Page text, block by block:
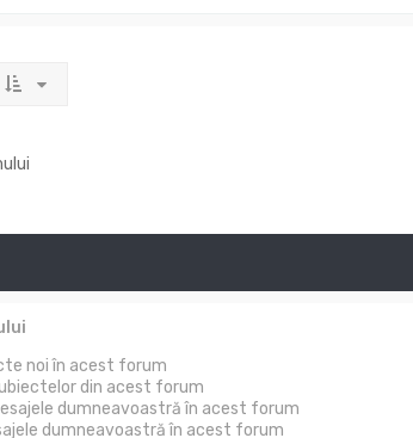
noi în acest forum
din acest forum
dumneavoastră în acest forum
dumneavoastră în acest forum